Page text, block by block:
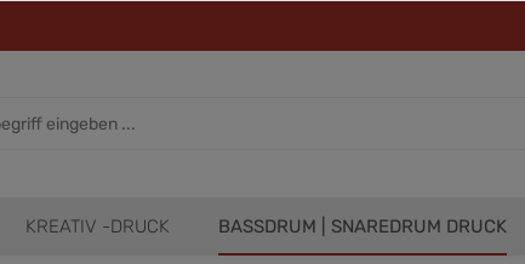
KREATIV -DRUCK BASSDRUM | SNAREDRUM DRUCK